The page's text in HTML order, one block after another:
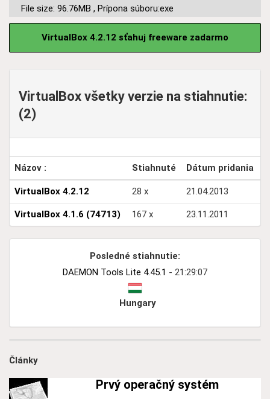
File size: 96.76MB , Prípona súboru:exe
VirtualBox 4.2.12 sťahuj freeware zadarmo
VirtualBox všetky verzie na stiahnutie:
(2)
Názov : Stiahnuté Dátum pridania
VirtualBox 4.2.12 28 x 21.04.2013
VirtualBox 4.1.6 (74713) 167 x 23.11.2011
Posledné stiahnutie:
DAEMON Tools Lite 4.45.1 - 21:29:07
Hungary
Články
Prvý operačný systém